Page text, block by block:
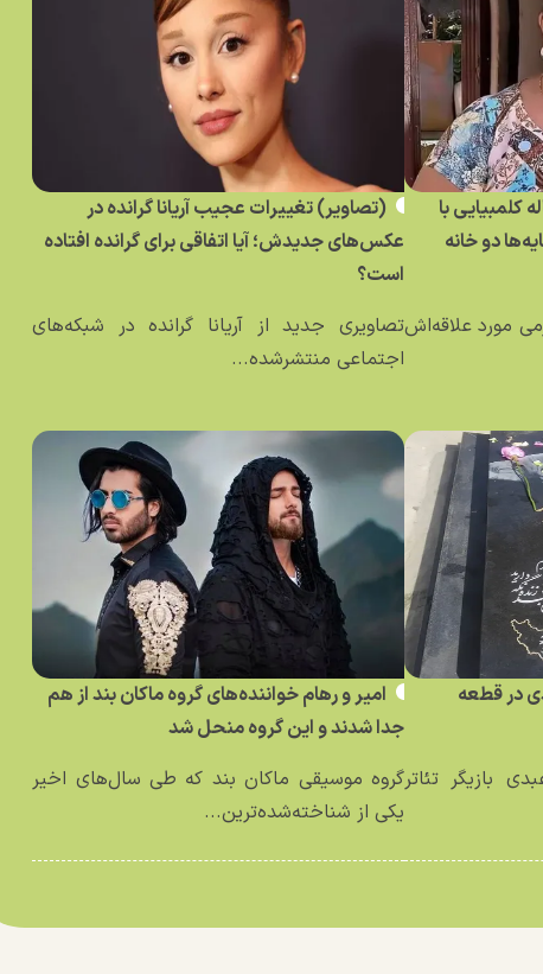
کلمبیا؛ زن ۶۷ ساله کلمبیایی با
دو خانه
مورد علاقه‌اش
(تصاویر) تغییرات عجیب آریانا گرانده در
عکس‌های جدیدش؛ آیا اتفاقی برای گرانده افتاده
است؟
تصاویری جدید از آریانا گرانده در شبکه‌های
اجتماعی منتشرشده...
در قطعه
بازیگر تئاتر
امیر و رهام خواننده‌های گروه ماکان بند از هم
جدا شدند و این گروه منحل شد
گروه موسیقی ماکان بند که طی سال‌های اخیر
یکی از شناخته‌شده‌ترین...